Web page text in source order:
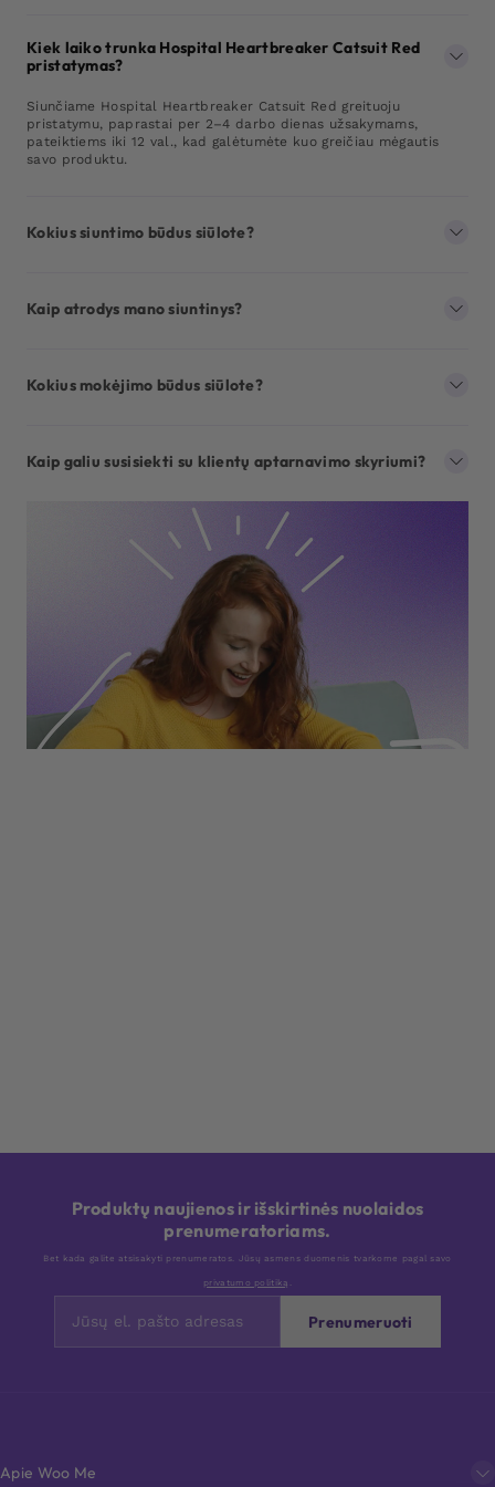
Kiek laiko trunka Hospital Heartbreaker Catsuit Red
pristatymas?
Siunčiame Hospital Heartbreaker Catsuit Red greituoju
pristatymu, paprastai per 2–4 darbo dienas užsakymams,
pateiktiems iki 12 val., kad galėtumėte kuo greičiau mėgautis
savo produktu.
Kokius siuntimo būdus siūlote?
Kaip atrodys mano siuntinys?
Kokius mokėjimo būdus siūlote?
Kaip galiu susisiekti su klientų aptarnavimo skyriumi?
Produktų naujienos ir išskirtinės nuolaidos
prenumeratoriams.
Bet kada galite atsisakyti prenumeratos. Jūsų asmens duomenis tvarkome pagal savo
privatumo politiką .
Prenumeruoti
Apie Woo Me